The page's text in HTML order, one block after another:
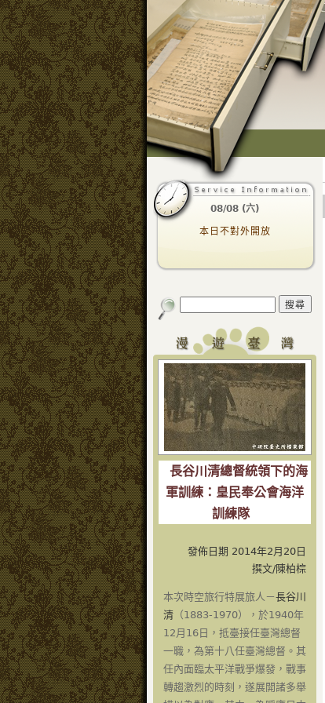
08/08 (六)
本日不對外開放
長谷川清總督統領下的海
軍訓練：皇民奉公會海洋
訓練隊
發佈日期 2014年2月20日
撰文/陳柏棕
本次時空旅行特展旅人－長谷川
清 （1883-1970），於1940年
12月16日，抵臺接任臺灣總督
一職，為第十八任臺灣總督。其
任內面臨太平洋戰爭爆發，戰事
轉趨激烈的時刻，遂展開諸多舉